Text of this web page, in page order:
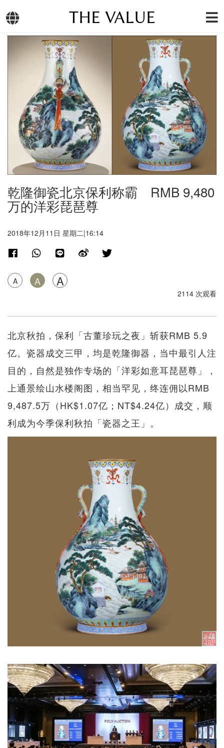
THE VALUE
乾隆御瓷北京保利称霸 RMB 9,480
万的洋彩琵琶尊
2018年12月11日 星期二|16:14
A A A
2114 次观看
北京秋拍，保利「古董珍玩之夜」斩获RMB 5.9
亿。瓷器成交三甲，均是乾隆御器，当中最引人注
目的，自然是独作专场的「洋彩如意耳琵琶尊」，
上通景绘山水楼阁图，相当罕见，终连佣以RMB
9,487.5万（HK$1.07亿；NT$4.24亿）成交，顺
利成为今季保利秋拍「瓷器之王」。